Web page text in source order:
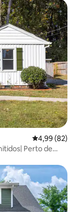
4,99 de uma
4,99 (82)
Perto de